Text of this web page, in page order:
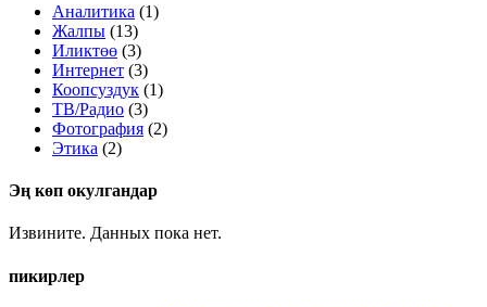
Аналитика (1)
Жалпы (13)
Иликтөө (3)
Интернет (3)
Коопсуздук (1)
ТВ/Радио (3)
Фотография (2)
Этика (2)
Эң көп окулгандар
Извините. Данных пока нет.
пикирлер